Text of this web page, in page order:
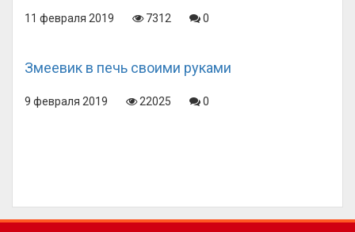
11 февраля 2019 7312 0
Змеевик в печь своими руками
9 февраля 2019 22025 0